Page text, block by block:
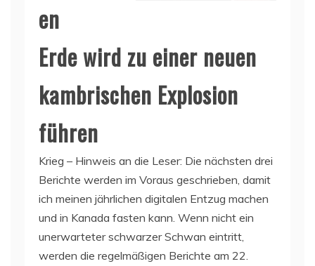
en
Erde wird zu einer neuen
kambrischen Explosion
führen
Krieg – Hinweis an die Leser: Die nächsten drei
Berichte werden im Voraus geschrieben, damit
ich meinen jährlichen digitalen Entzug machen
und in Kanada fasten kann. Wenn nicht ein
unerwarteter schwarzer Schwan eintritt,
werden die regelmäßigen Berichte am 22.